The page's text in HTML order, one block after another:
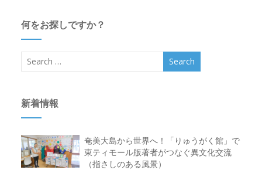
何をお探しですか？
新着情報
奄美大島から世界へ！「りゅうがく館」で
東ティモール版著者がつなぐ異文化交流
（指さしのある風景）